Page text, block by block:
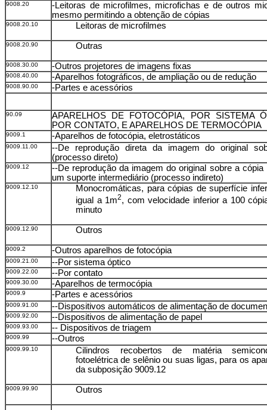
9008.20
-Leitoras de microfilmes, microfichas e de outros
mesmo permitindo a obtenção de cópias
9008.20.10 Leitoras de microfilmes
9008.20.90 Outras
9008.30.00 -Outros projetores de imagens fixas
9008.40.00 -Aparelhos fotográficos, de ampliação ou de redução
9008.90.00 -Partes e acessórios
90.09
APARELHOS DE FOTOCÓPIA, POR SISTEMA
POR CONTATO, E APARELHOS DE TERMOCÓPIA
9009.1 -Aparelhos de fotocópia, eletrostáticos
9009.11.00
--De reprodução direta da imagem do original
(processo direto)
9009.12
--De reprodução da imagem do original sobre a cópia
um suporte intermediário (processo indireto)
9009.12.10
Monocromáticas, para cópias de superfície
igual a 1m2, com velocidade inferior a 100
minuto
9009.12.90 Outros
9009.2 -Outros aparelhos de fotocópia
9009.21.00 --Por sistema óptico
9009.22.00 --Por contato
9009.30.00 -Aparelhos de termocópia
9009.9 -Partes e acessórios
9009.91.00 --Dispositivos automáticos de alimentação de
9009.92.00 --Dispositivos de alimentação de papel
9009.93.00 -- Dispositivos de triagem
9009.99 --Outros
9009.99.10
Cilindros recobertos de matéria
fotoelétrica de selênio ou suas ligas, para os
da subposição 9009.12
9009.99.90 Outros